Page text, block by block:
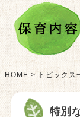
HOME > トピックス
特別